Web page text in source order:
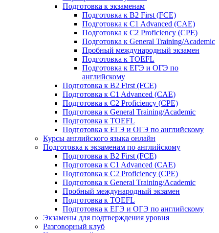
Подготовка к экзаменам
Подготовка к B2 First (FCE)
Подготовка к C1 Advanced (CAE)
Подготовка к C2 Proficiency (CPE)
Подготовка к General Training/Academic
Пробный международный экзамен
Подготовка к TOEFL
Подготовка к ЕГЭ и ОГЭ по
английскому
Подготовка к B2 First (FCE)
Подготовка к C1 Advanced (CAE)
Подготовка к C2 Proficiency (CPE)
Подготовка к General Training/Academic
Подготовка к TOEFL
Подготовка к ЕГЭ и ОГЭ по английскому
Курсы английского языка онлайн
Подготовка к экзаменам по английскому
Подготовка к B2 First (FCE)
Подготовка к C1 Advanced (CAE)
Подготовка к C2 Proficiency (CPE)
Подготовка к General Training/Academic
Пробный международный экзамен
Подготовка к TOEFL
Подготовка к ЕГЭ и ОГЭ по английскому
Экзамены для подтверждения уровня
Разговорный клуб